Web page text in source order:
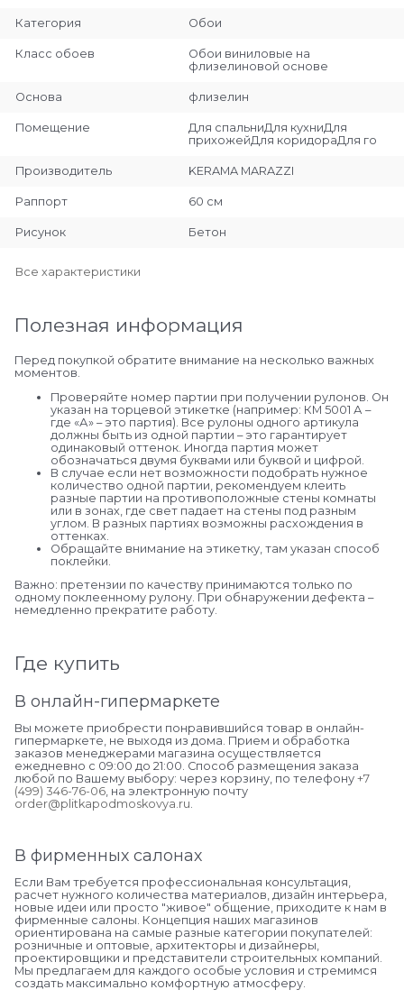
Категория Обои
Класс обоев
Обои виниловые на
флизелиновой основе
Основа флизелин
Помещение
Для спальниДля кухниДля
прихожейДля коридораДля го
Производитель KERAMA MARAZZI
Раппорт 60 см
Рисунок Бетон
Все характеристики
Полезная информация
Перед покупкой обратите внимание на несколько важных
моментов.
Проверяйте номер партии при получении рулонов. Он
указан на торцевой этикетке (например: КМ 5001 А –
где «А» – это партия). Все рулоны одного артикула
должны быть из одной партии – это гарантирует
одинаковый оттенок. Иногда партия может
обозначаться двумя буквами или буквой и цифрой.
В случае если нет возможности подобрать нужное
количество одной партии, рекомендуем клеить
разные партии на противоположные стены комнаты
или в зонах, где свет падает на стены под разным
углом. В разных партиях возможны расхождения в
оттенках.
Обращайте внимание на этикетку, там указан способ
поклейки.
Важно: претензии по качеству принимаются только по
одному поклеенному рулону. При обнаружении дефекта –
немедленно прекратите работу.
Где купить
В онлайн-гипермаркете
Вы можете приобрести понравившийся товар в онлайн-
гипермаркете, не выходя из дома. Прием и обработка
заказов менеджерами магазина осуществляется
ежедневно с 09:00 до 21:00. Способ размещения заказа
любой по Вашему выбору: через корзину, по телефону +7
(499) 346-76-06, на электронную почту
order@plitkapodmoskovya.ru.
В фирменных салонах
Если Вам требуется профессиональная консультация,
расчет нужного количества материалов, дизайн интерьера,
новые идеи или просто "живое" общение, приходите к нам в
фирменные салоны. Концепция наших магазинов
ориентирована на самые разные категории покупателей:
розничные и оптовые, архитекторы и дизайнеры,
проектировщики и представители строительных компаний.
Мы предлагаем для каждого особые условия и стремимся
создать максимально комфортную атмосферу.